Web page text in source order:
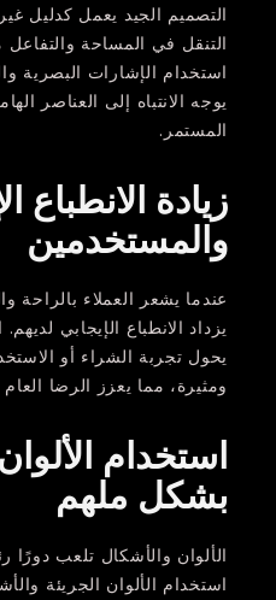
التصميم الجيد يعمل كدليل
التنقل في المساحة
استخدام الإشارات البصرية
يوجه الانتباه إلى العناصر
المستمر.
زيادة الانطباع
والمستخدمين
عندما يشعر العملاء بالراحة
يزداد الانطباع الإيجابي
يحول تجربة الشراء أو
ومثيرة، مما يعزز الرضا العام
استخدام
بشكل ملهم
الألوان والأشكال تلعب
استخدام الألوان الجريئة